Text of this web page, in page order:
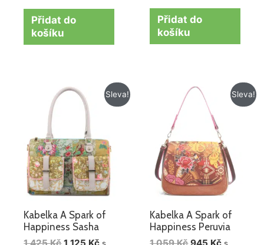
Přidat do
košíku
Přidat do
košíku
Sleva!
Kabelka A Spark of
Happiness Sasha
Původní
cena
byla:
425 Kč.
Aktuální
cena
125 Kč.
Sleva!
Kabelka A Spark of
Happiness Peruvia
Původní
cena
byla:
059 Kč.
Aktuální
cena